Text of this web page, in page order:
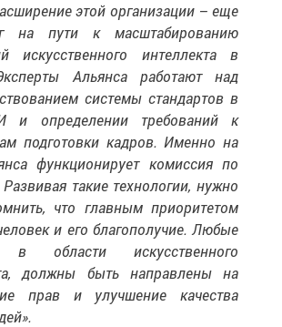
этой организации – еще
на пути к масштабированию
искусственного интеллекта в
Альянса работают над
системы стандартов в
и определении требований к
подготовки кадров. Именно на
функционирует комиссия по
такие технологии, нужно
что главным приоритетом
и его благополучие. Любые
в области искусственного
должны быть направлены на
прав и улучшение качества